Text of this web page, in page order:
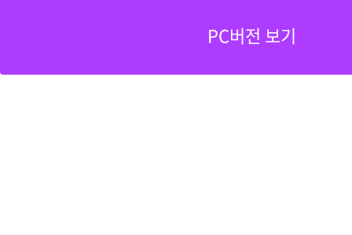
PC버전 보기